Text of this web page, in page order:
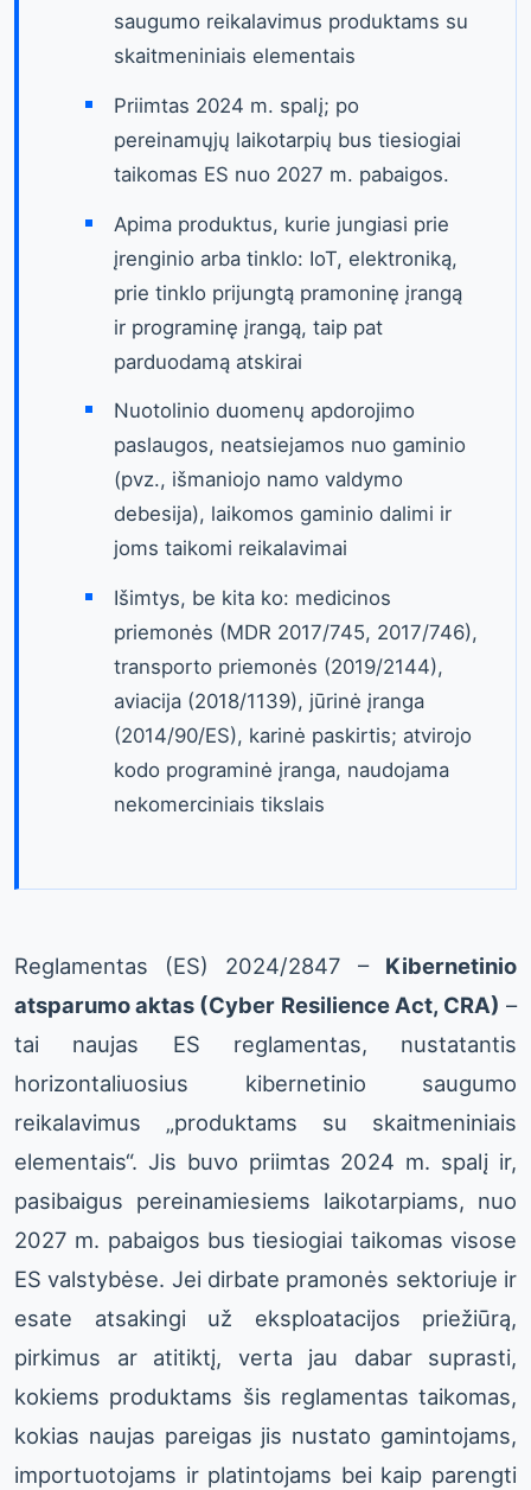
saugumo reikalavimus produktams su
skaitmeniniais elementais
Priimtas 2024 m. spalį; po
pereinamųjų laikotarpių bus tiesiogiai
taikomas ES nuo 2027 m. pabaigos.
Apima produktus, kurie jungiasi prie
įrenginio arba tinklo: IoT, elektroniką,
prie tinklo prijungtą pramoninę įrangą
ir programinę įrangą, taip pat
parduodamą atskirai
Nuotolinio duomenų apdorojimo
paslaugos, neatsiejamos nuo gaminio
(pvz., išmaniojo namo valdymo
debesija), laikomos gaminio dalimi ir
joms taikomi reikalavimai
Išimtys, be kita ko: medicinos
priemonės (MDR 2017/745, 2017/746),
transporto priemonės (2019/2144),
aviacija (2018/1139), jūrinė įranga
(2014/90/ES), karinė paskirtis; atvirojo
kodo programinė įranga, naudojama
nekomerciniais tikslais
Reglamentas (ES) 2024/2847 – Kibernetinio
atsparumo aktas (Cyber Resilience Act, CRA) –
tai naujas ES reglamentas, nustatantis
horizontaliuosius kibernetinio saugumo
reikalavimus „produktams su skaitmeniniais
elementais“. Jis buvo priimtas 2024 m. spalį ir,
pasibaigus pereinamiesiems laikotarpiams, nuo
2027 m. pabaigos bus tiesiogiai taikomas visose
ES valstybėse. Jei dirbate pramonės sektoriuje ir
esate atsakingi už eksploatacijos priežiūrą,
pirkimus ar atitiktį, verta jau dabar suprasti,
kokiems produktams šis reglamentas taikomas,
kokias naujas pareigas jis nustato gamintojams,
importuotojams ir platintojams bei kaip parengti